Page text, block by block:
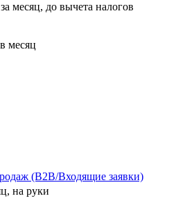
за месяц, до вычета налогов
месяц
(В2В/Входящие заявки)
на руки